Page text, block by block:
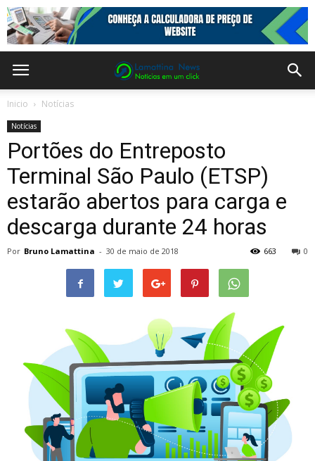
Inicio Notícias
Notícias
Portões do Entreposto
Terminal São Paulo (ETSP)
estarão abertos para carga e
descarga durante 24 horas
Por Bruno Lamattina - 30 de maio de 2018 0
663